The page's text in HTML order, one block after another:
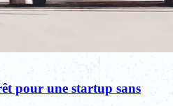
pour une startup sans